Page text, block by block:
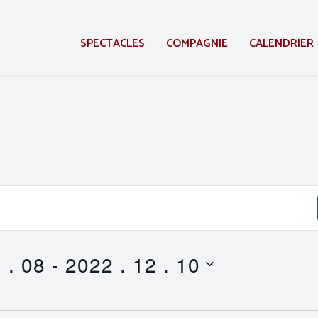
SPECTACLES COMPAGNIE CALENDRIER
. 08 - 2022 . 12 . 10